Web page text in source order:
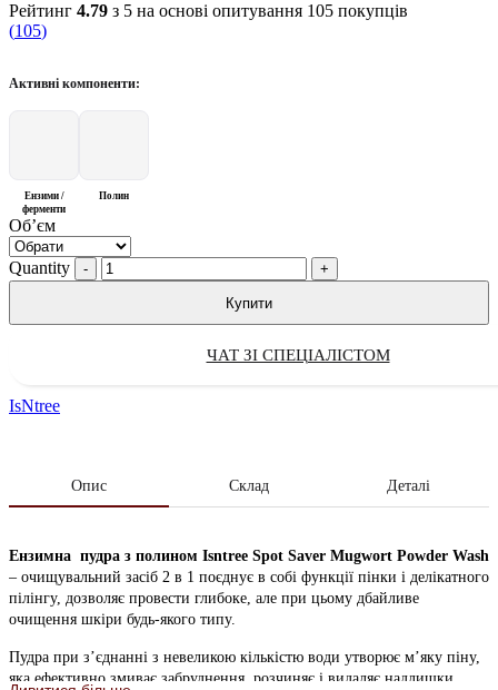
Рейтинг 4.79 з 5 на основі опитування 105 покупців
(105)
Активні компоненти:
Ензими /
ферменти
Полин
Обʼєм
Quantity
Купити
ЧАТ ЗІ СПЕЦІАЛІСТОМ
IsNtree
Опис Склад Деталі
Ензимна пудра з полином Isntree Spot Saver Mugwort Powder Wash
– очищувальний засіб 2 в 1 поєднує в собі функції пінки і делікатного
пілінгу, дозволяє провести глибоке, але при цьому дбайливе
очищення шкіри будь-якого типу.
Пудра при з’єднанні з невеликою кількістю води утворює м’яку піну,
яка ефективно змиває забруднення, розчиняє і видаляє надлишки